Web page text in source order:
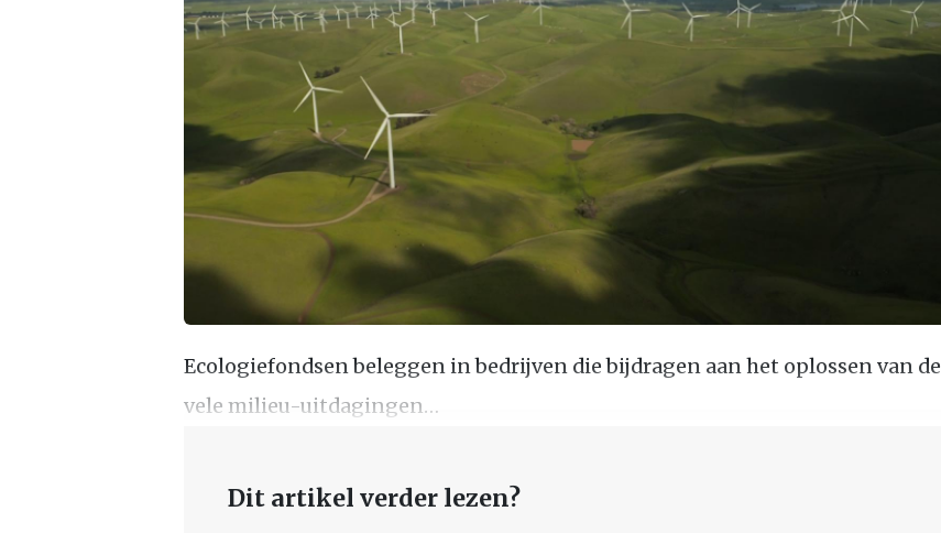
Ecologiefondsen beleggen in bedrijven die bijdragen aan het oplossen van de
vele milieu-uitdagingen…
Dit artikel verder lezen?